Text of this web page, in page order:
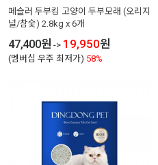
페슬러 두부킹 고양이 두부모래 (오리지
널/참숯) 2.8kg x 6개
47,400원 -> 19,950원
(멤버십 우주 최저가) 58%